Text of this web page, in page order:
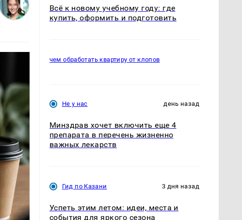
Всё к новому учебному году: где
купить, оформить и подготовить
чем обработать квартиру от клопов
Не у нас день назад
Минздрав хочет включить еще 4
препарата в перечень жизненно
важных лекарств
Гид по Казани 3 дня назад
Успеть этим летом: идеи, места и
события для яркого сезона